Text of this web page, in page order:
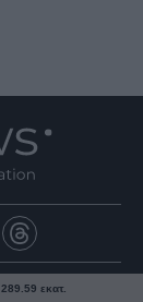
289.59 εκατ.